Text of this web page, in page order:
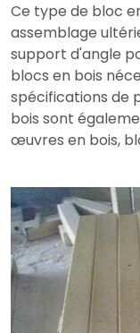
Ce type de bloc
assemblage
support d'angle
blocs en bois
spécifications de
bois sont
œuvres en bois,